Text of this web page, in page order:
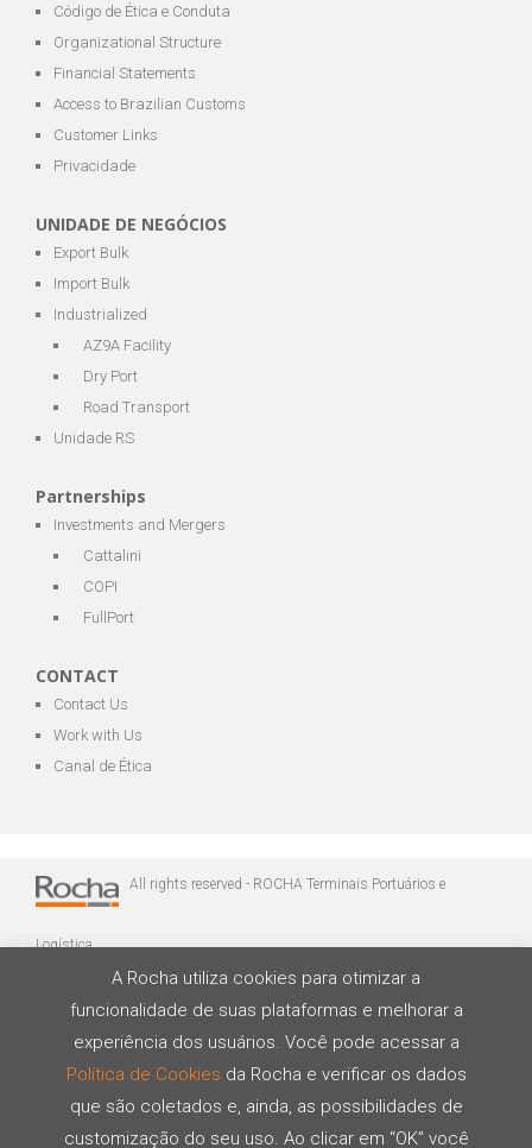
Código de Ética e Conduta
Organizational Structure
Financial Statements
Access to Brazilian Customs
Customer Links
Privacidade
UNIDADE DE NEGÓCIOS
Export Bulk
Import Bulk
Industrialized
AZ9A Facility
Dry Port
Road Transport
Unidade RS
Partnerships
Investments and Mergers
Cattalini
COPI
FullPort
CONTACT
Contact Us
Work with Us
Canal de Ética
All rights reserved - ROCHA Terminais Portuários e
Logística
Developed by
A Rocha utiliza cookies para otimizar a
funcionalidade de suas plataformas e melhorar a
experiência dos usuários. Você pode acessar a
Política de Cookies da Rocha e verificar os dados
que são coletados e, ainda, as possibilidades de
customização do seu uso. Ao clicar em “OK” você